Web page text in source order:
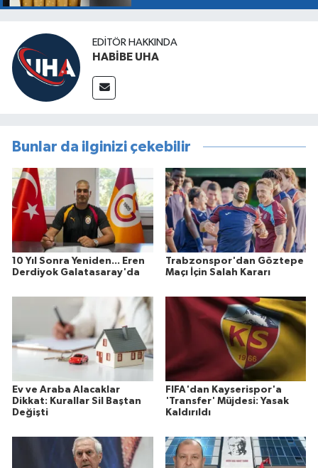
EDITÖR HAKKINDA
HABİBE UHA
Bunlar da ilginizi çekebilir
10 Yıl Sonra Yeniden... Eren
Derdiyok Galatasaray'da
Trabzonspor'dan Göztepe
Maçı İçin Salah Kararı
Ev ve Araba Alacaklar
Dikkat: Kurallar Sil Baştan
Değişti
FIFA'dan Kayserispor'a
'Transfer' Müjdesi: Yasak
Kaldırıldı